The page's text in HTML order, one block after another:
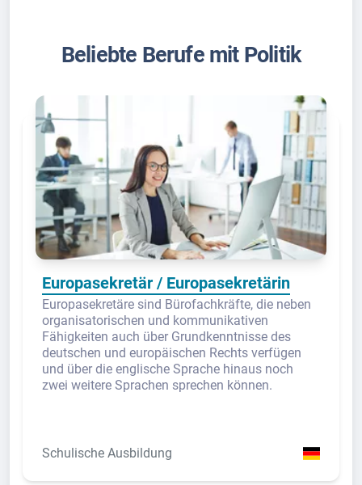
Beliebte Berufe mit Politik
Europasekretär / Europasekretärin
Europasekretäre sind Bürofachkräfte, die neben
organisatorischen und kommunikativen
Fähigkeiten auch über Grundkenntnisse des
deutschen und europäischen Rechts verfügen
und über die englische Sprache hinaus noch
zwei weitere Sprachen sprechen können.
Schulische Ausbildung